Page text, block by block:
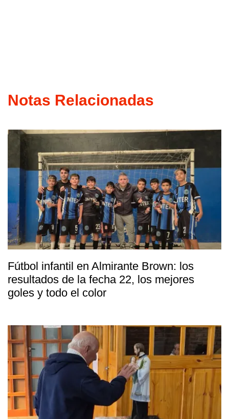
Notas Relacionadas
Fútbol infantil en Almirante Brown: los
resultados de la fecha 22, los mejores
goles y todo el color